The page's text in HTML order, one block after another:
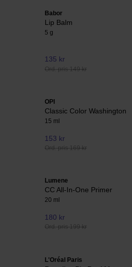
Babor
Lip Balm
5 g
135 kr
Ord. pris 149 kr
OPI
Classic Color Washington
15 ml
153 kr
Ord. pris 169 kr
Lumene
CC All-In-One Primer
20 ml
180 kr
Ord. pris 199 kr
L'Oréal Paris